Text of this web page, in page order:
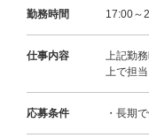
勤務時間 17:00～
仕事内容
上記勤
上で担
応募条件 ・長期